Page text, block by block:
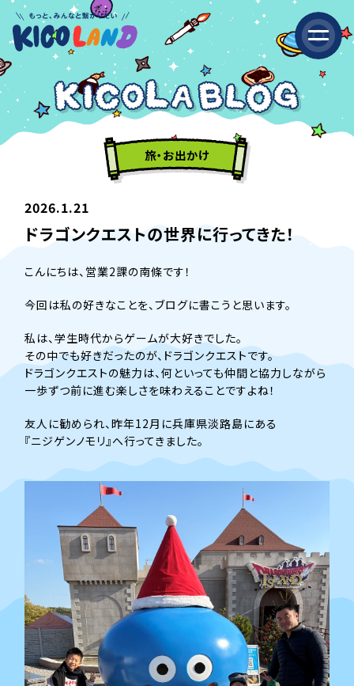
旅・お出かけ
2026.1.21
ドラゴンクエストの世界に行ってきた！
こんにちは、営業2課の南條です！
今回は私の好きなことを、ブログに書こうと思います。
私は、学生時代からゲームが大好きでした。
その中でも好きだったのが、ドラゴンクエストです。
ドラゴンクエストの魅力は、何といっても仲間と協力しながら
一歩ずつ前に進む楽しさを味わえることですよね！
友人に勧められ、昨年12月に兵庫県淡路島にある
『ニジゲンノモリ』へ行ってきました。